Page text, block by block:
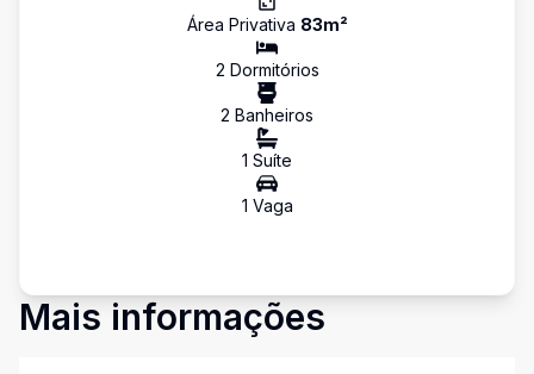
Área Privativa 83m²
2 Dormitórios
2 Banheiros
1 Suíte
1 Vaga
Mais informações